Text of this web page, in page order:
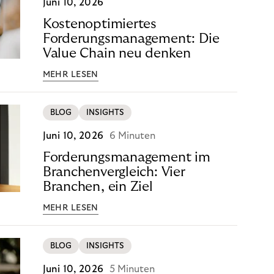
Juni 10, 2026
Kostenoptimiertes
Forderungsmanagement: Die
Value Chain neu denken
MEHR LESEN
BLOG INSIGHTS
Juni 10, 2026 6 Minuten
Forderungsmanagement im
Branchenvergleich: Vier
Branchen, ein Ziel
MEHR LESEN
BLOG INSIGHTS
Juni 10, 2026 5 Minuten